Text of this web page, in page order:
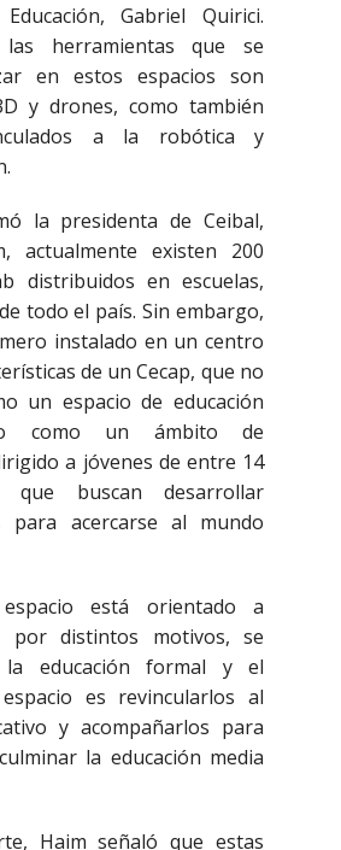
Gabriel Quirici.
herramientas que se
en estos espacios son
y drones, como también
a la robótica y
la presidenta de Ceibal,
actualmente existen 200
distribuidos en escuelas,
todo el país. Sin embargo,
instalado en un centro
de un Cecap, que no
un espacio de educación
como un ámbito de
a jóvenes de entre 14
buscan desarrollar
para acercarse al mundo
está orientado a
por distintos motivos, se
educación formal y el
es revincularlos al
y acompañarlos para
la educación media
Haim señaló que estas